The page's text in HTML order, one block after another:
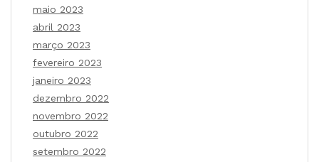
maio 2023
abril 2023
março 2023
fevereiro 2023
janeiro 2023
dezembro 2022
novembro 2022
outubro 2022
setembro 2022